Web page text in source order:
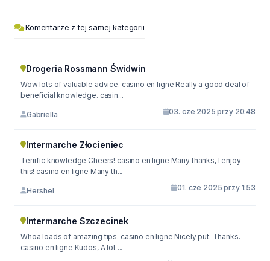
Komentarze z tej samej kategorii
Drogeria Rossmann Świdwin
Wow lots of valuable advice. casino en ligne Really a good deal of
beneficial knowledge. casin...
Gabriella 03. cze 2025 przy 20:48
Intermarche Złocieniec
Terrific knowledge Cheers! casino en ligne Many thanks, I enjoy
this! casino en ligne Many th...
Hershel 01. cze 2025 przy 1:53
Intermarche Szczecinek
Whoa loads of amazing tips. casino en ligne Nicely put. Thanks.
casino en ligne Kudos, A lot ...